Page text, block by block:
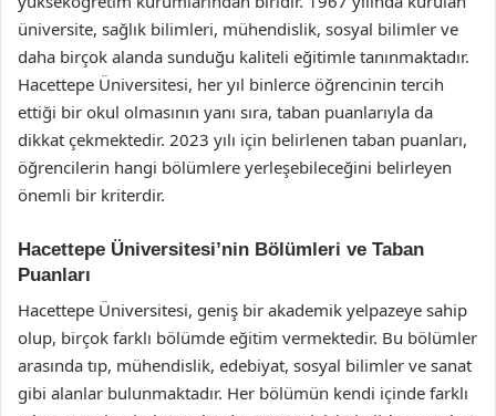
üniversite, sağlık bilimleri, mühendislik, sosyal bilimler ve
daha birçok alanda sunduğu kaliteli eğitimle tanınmaktadır.
Hacettepe Üniversitesi, her yıl binlerce öğrencinin tercih
ettiği bir okul olmasının yanı sıra, taban puanlarıyla da
dikkat çekmektedir. 2023 yılı için belirlenen taban puanları,
öğrencilerin hangi bölümlere yerleşebileceğini belirleyen
önemli bir kriterdir.
Hacettepe Üniversitesi’nin Bölümleri ve Taban
Puanları
Hacettepe Üniversitesi, geniş bir akademik yelpazeye sahip
olup, birçok farklı bölümde eğitim vermektedir. Bu bölümler
arasında tıp, mühendislik, edebiyat, sosyal bilimler ve sanat
gibi alanlar bulunmaktadır. Her bölümün kendi içinde farklı